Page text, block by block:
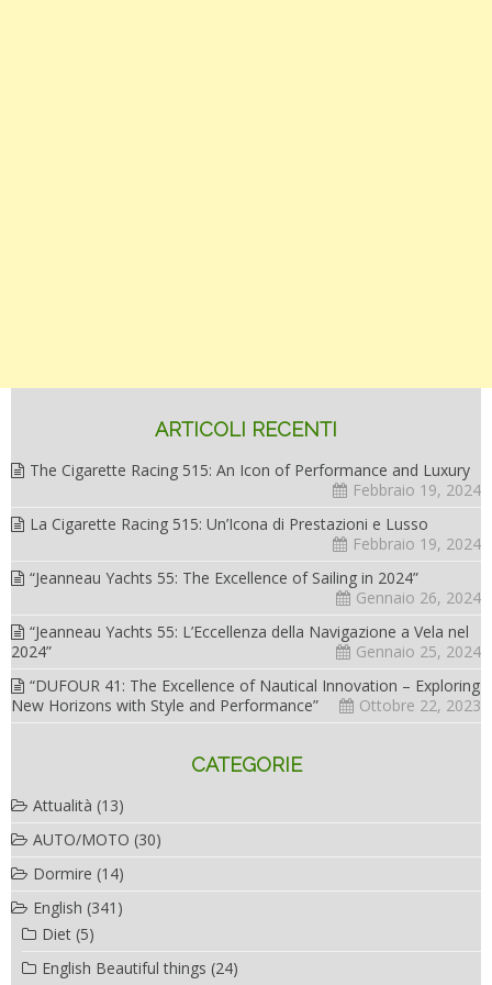
ARTICOLI RECENTI
The Cigarette Racing 515: An Icon of Performance and Luxury
Febbraio 19, 2024
La Cigarette Racing 515: Un’Icona di Prestazioni e Lusso
Febbraio 19, 2024
“Jeanneau Yachts 55: The Excellence of Sailing in 2024”
Gennaio 26, 2024
“Jeanneau Yachts 55: L’Eccellenza della Navigazione a Vela nel
2024”
Gennaio 25, 2024
“DUFOUR 41: The Excellence of Nautical Innovation – Exploring
New Horizons with Style and Performance”
Ottobre 22, 2023
CATEGORIE
Attualità (13)
AUTO/MOTO (30)
Dormire (14)
English (341)
Diet (5)
English Beautiful things (24)